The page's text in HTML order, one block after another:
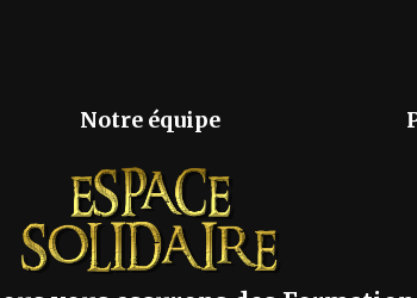
Notre équipe